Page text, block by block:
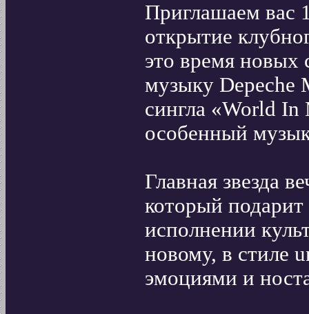
Приглашаем вас
открытие
это время
музыку Depeche
сингла «World In
особенный
Главная звезда
который
исполнении
новому, в стиле
эмоциями и